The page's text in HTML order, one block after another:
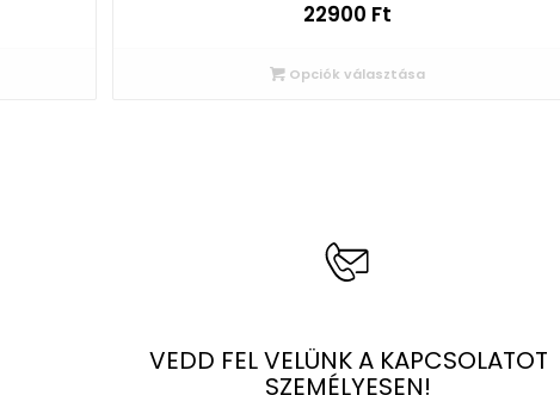
22900 Ft
Opciók választása
VEDD FEL VELÜNK A KAPCSOLATOT
SZEMÉLYESEN!